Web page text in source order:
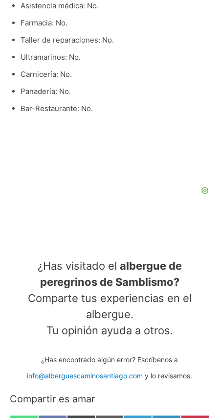
Asistencia médica: No.
Farmacia: No.
Taller de reparaciones: No.
Ultramarinos: No.
Carnicería: No.
Panadería: No.
Bar-Restaurante: No.
¿Has visitado el albergue de
peregrinos de Samblismo?
Comparte tus experiencias en el
albergue.
Tu opinión ayuda a otros.
¿Has encontrado algún error? Escríbenos a
info@alberguescaminosantiago.com y lo revisamos.
Compartir es amar